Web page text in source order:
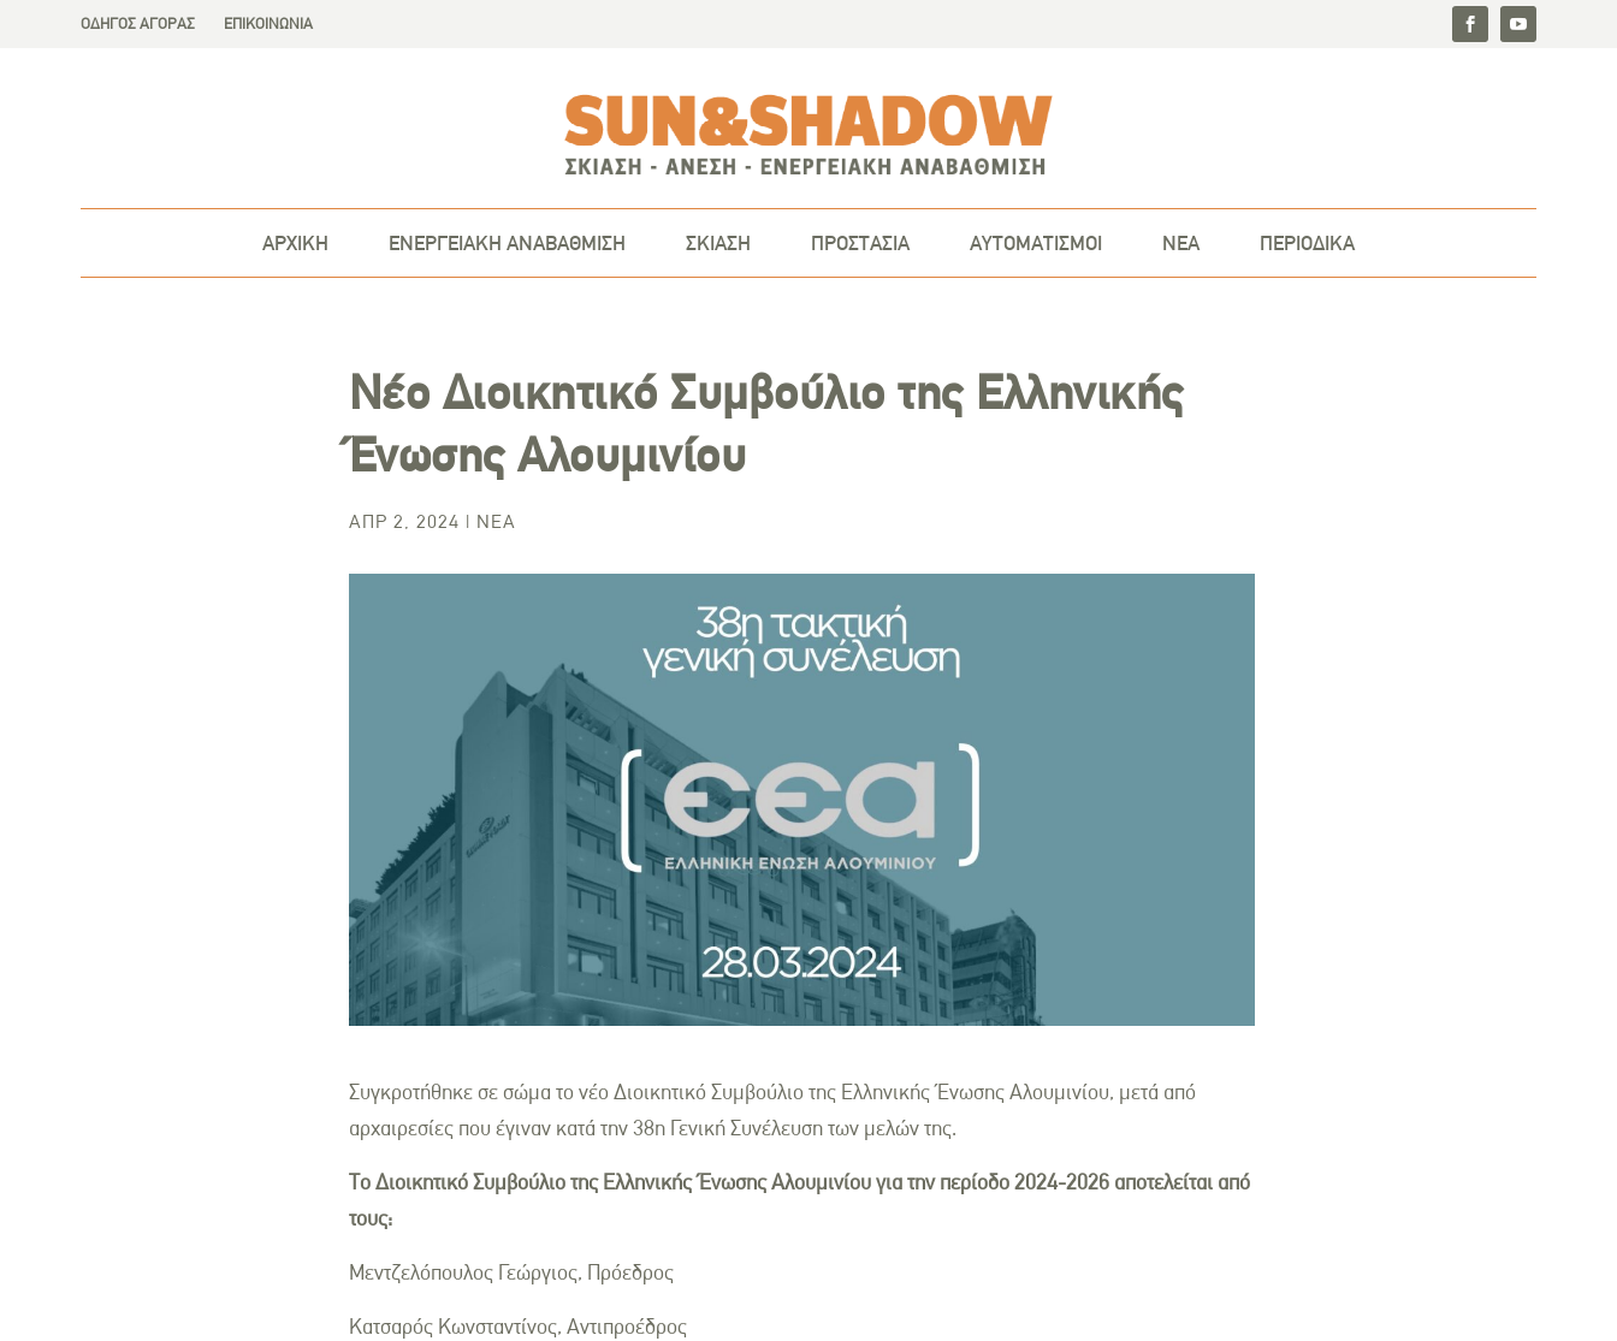
ΟΔΗΓΟΣ ΑΓΟΡΑΣ ΕΠΙΚΟΙΝΩΝΙΑ
ΑΡΧΙΚΗ ΕΝΕΡΓΕΙΑΚΗ ΑΝΑΒΑΘΜΙΣΗ ΣΚΙΑΣΗ ΠΡΟΣΤΑΣΙΑ ΑΥΤΟΜΑΤΙΣΜΟΙ ΝΕΑ ΠΕΡΙΟΔΙΚΑ
Νέο Διοικητικό Συμβούλιο της Ελληνικής
Ένωσης Αλουμινίου
ΑΠΡ 2, 2024 | ΝΈΑ
Συγκροτήθηκε σε σώμα το νέο Διοικητικό Συμβούλιο της Ελληνικής Ένωσης Αλουμινίου, μετά από
αρχαιρεσίες που έγιναν κατά την 38η Γενική Συνέλευση των μελών της.
Το Διοικητικό Συμβούλιο της Ελληνικής Ένωσης Αλουμινίου για την περίοδο 2024-2026 αποτελείται από
τους:
Μεντζελόπουλος Γεώργιος, Πρόεδρος
Κατσαρός Κωνσταντίνος, Αντιπροέδρος